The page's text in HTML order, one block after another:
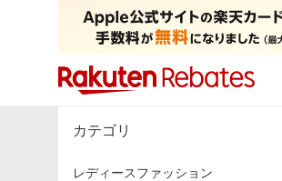
カテゴリー一覧
カテゴリ
レディースファッション